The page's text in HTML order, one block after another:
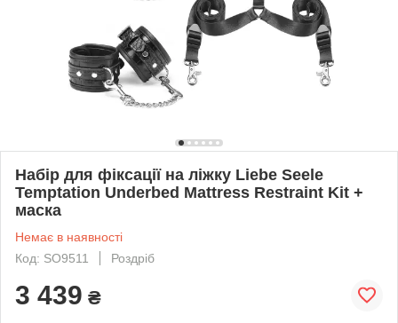
Набір для фіксації на ліжку Liebe Seele
Temptation Underbed Mattress Restraint Kit +
маска
Немає в наявності
Код: SO9511
Роздріб
3 439 ₴